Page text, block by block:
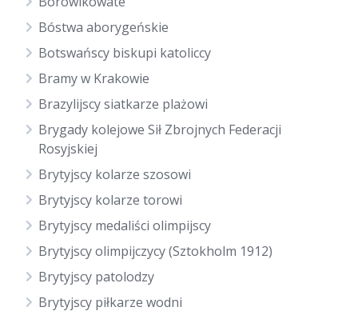
Bóstwa aborygeńskie
Botswańscy biskupi katoliccy
Bramy w Krakowie
Brazylijscy siatkarze plażowi
Brygady kolejowe Sił Zbrojnych Federacji
Rosyjskiej
Brytyjscy kolarze szosowi
Brytyjscy kolarze torowi
Brytyjscy medaliści olimpijscy
Brytyjscy olimpijczycy (Sztokholm 1912)
Brytyjscy patolodzy
Brytyjscy piłkarze wodni